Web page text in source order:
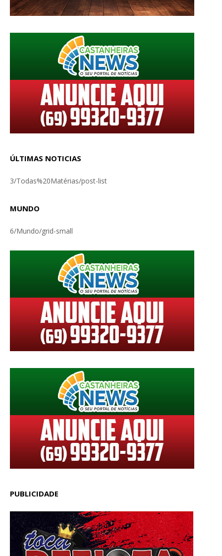
ÚLTIMAS NOTICIAS
3/Todas%20Matérias/post-list
MUNDO
6/Mundo/grid-small
PUBLICIDADE